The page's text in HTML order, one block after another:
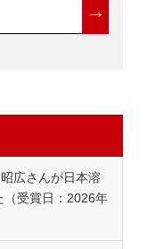
→
広さんが日本溶
（受賞日：2026年